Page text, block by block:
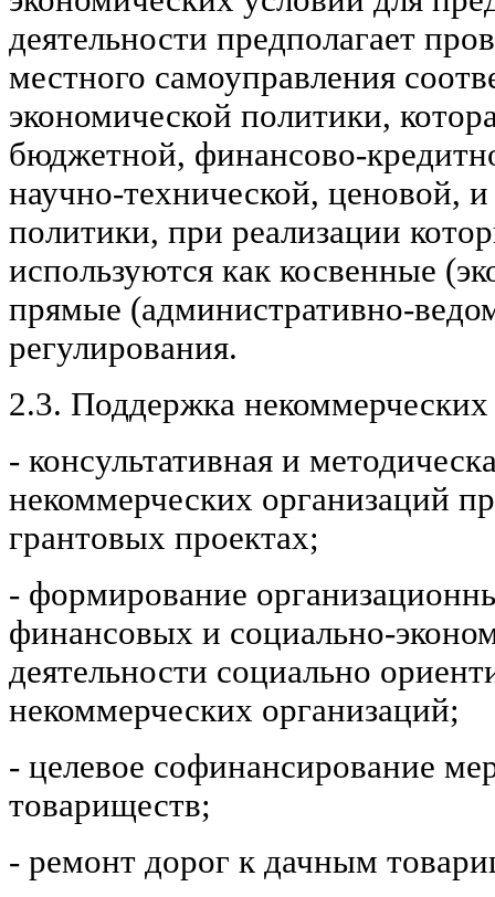
деятельности предполагает
местного самоуправления
экономической политики,
бюджетной, финансово-
научно-технической, ценовой,
политики, при реализации
используются как косвенные
прямые (административно-
регулирования.
2.3. Поддержка
- консультативная и
некоммерческих организаций
грантовых проектах;
- формирование
финансовых и социально-
деятельности социально
некоммерческих организаций;
- целевое софинансирование
товариществ;
- ремонт дорог к дачным